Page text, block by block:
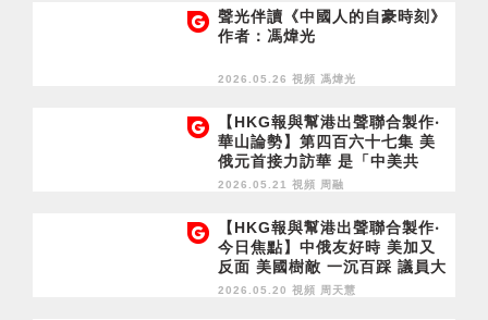
聲光伴讀《中國人的自豪時刻》
作者：馮煒光
2026.05.26 視頻 馮煒光
【HKG報與幫港出聲聯合製作‧
華山論勢】第四百六十七集 美
俄元首接力訪華 是「中美共
治」還是「中俄協作」？
2026.05.21 視頻 周融
【HKG報與幫港出聲聯合製作‧
今日焦點】中俄友好時 美加又
反面 美國樹敵 一沉百踩 議員大
派獎金 有諗過市民觀感？
2026.05.20 視頻 周天慧